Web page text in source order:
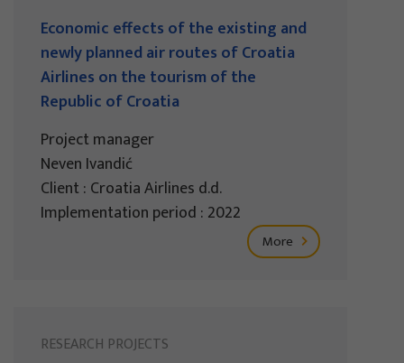
Economic effects of the existing and
newly planned air routes of Croatia
Airlines on the tourism of the
Republic of Croatia
Project manager
Neven Ivandić
Client : Croatia Airlines d.d.
Implementation period : 2022
More
RESEARCH PROJECTS